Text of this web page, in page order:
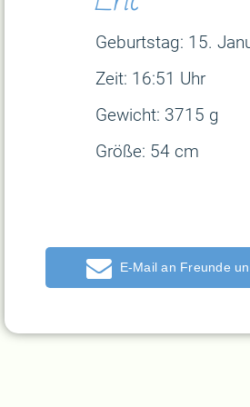
Geburtstag: 15.
Zeit: 16:51 Uhr
Gewicht: 3715 g
Größe: 54 cm
E-Mail